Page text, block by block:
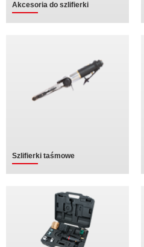
Akcesoria do szlifierki
Szlifierki taśmowe